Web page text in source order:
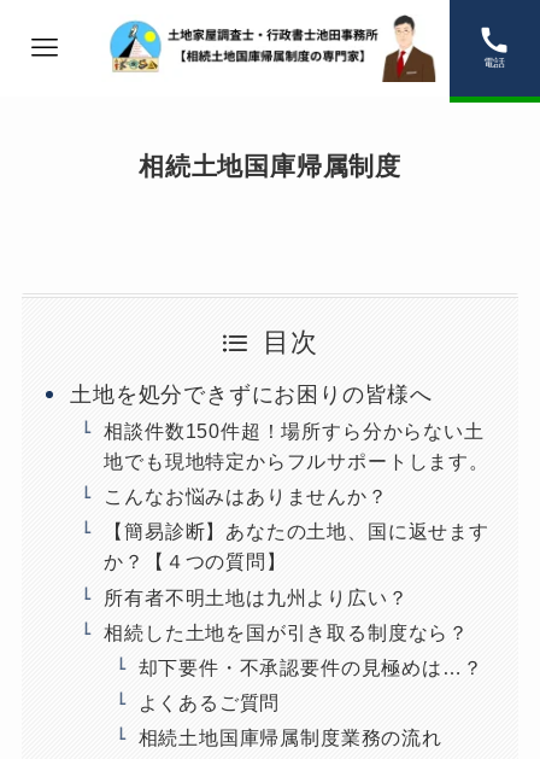
電話
相続土地国庫帰属制度
目次
土地を処分できずにお困りの皆様へ
相談件数150件超！場所すら分からない土
地でも現地特定からフルサポートします。
こんなお悩みはありませんか？
【簡易診断】あなたの土地、国に返せます
か？【４つの質問】
所有者不明土地は九州より広い？
相続した土地を国が引き取る制度なら？
却下要件・不承認要件の見極めは…？
よくあるご質問
相続土地国庫帰属制度業務の流れ